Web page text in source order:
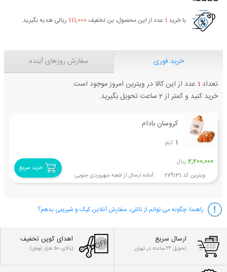
با خرید 1 عدد از این محصول، بن تخفیف 111,000 ریالی هدیه بگیرید.
خرید فوری
سفارش روزهای آینده
تعداد 1 عدد از این کالا در ویترین امروز موجود است.
خرید کنید و کمتر از 2 ساعت تحویل بگیرید.
کروسان بادام
1 کیلو
2,200,000 ریال
خرید سریع
ویترین کد 279131 آماده ارسال از شعبه سهروردی جنوبی
راهنما: چگونه می توانم از ناتلی، سفارش آنلاین کیک و شیرینی بدهم؟
ارسال سریع
تحویل 24 ساعته در تهران
اهدای کوپن تخفیف
(بالای 50 هزار تومان)